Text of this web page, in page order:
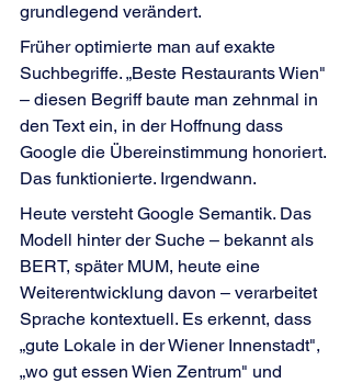
grundlegend verändert.
Früher optimierte man auf exakte
Suchbegriffe. „Beste Restaurants Wien"
– diesen Begriff baute man zehnmal in
den Text ein, in der Hoffnung dass
Google die Übereinstimmung honoriert.
Das funktionierte. Irgendwann.
Heute versteht Google Semantik. Das
Modell hinter der Suche – bekannt als
BERT, später MUM, heute eine
Weiterentwicklung davon – verarbeitet
Sprache kontextuell. Es erkennt, dass
„gute Lokale in der Wiener Innenstadt",
„wo gut essen Wien Zentrum" und